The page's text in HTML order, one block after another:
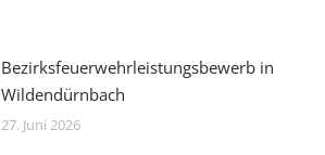
Bezirksfeuerwehrleistungsbewerb in
Wildendürnbach
27. Juni 2026